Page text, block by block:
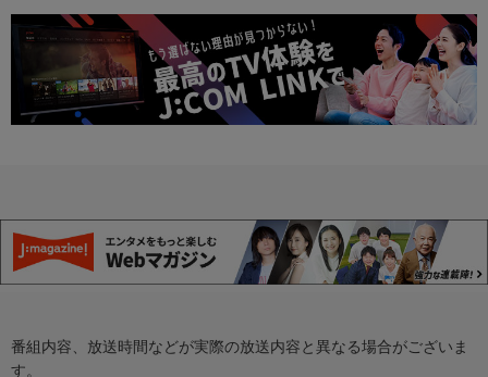
番組内容、放送時間などが実際の放送内容と異なる場合がございま
す。